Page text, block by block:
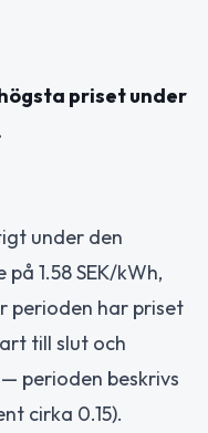
priset under
under den
1.58 SEK/kWh,
perioden har priset
till slut och
perioden beskrivs
cirka 0.15).